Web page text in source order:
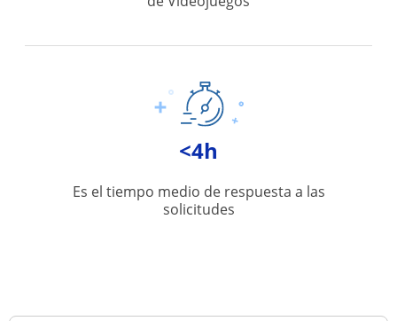
<4h
Es el tiempo medio de respuesta a las
solicitudes